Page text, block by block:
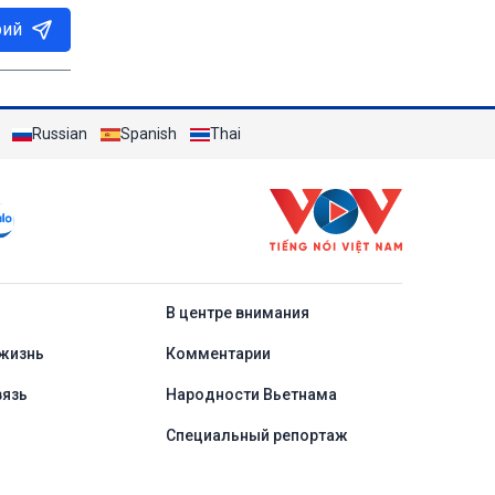
Russian Spanish Thai
В центре внимания
Комментарии
Народности Вьетнама
Специальный репортаж